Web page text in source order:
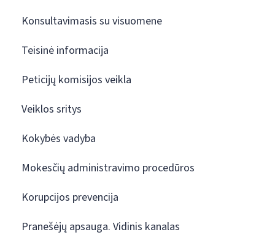
Konsultavimasis su visuomene
Teisinė informacija
Peticijų komisijos veikla
Veiklos sritys
Kokybės vadyba
Mokesčių administravimo procedūros
Korupcijos prevencija
Pranešėjų apsauga. Vidinis kanalas